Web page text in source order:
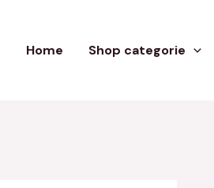
Home Shop categorie